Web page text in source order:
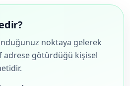
noktaya gelerek
adrese götürdüğü kişisel